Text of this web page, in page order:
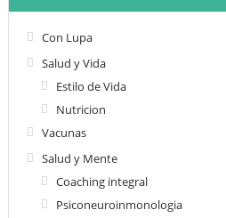
Con Lupa
Salud y Vida
Estilo de Vida
Nutricion
Vacunas
Salud y Mente
Coaching integral
Psiconeuroinmonologia